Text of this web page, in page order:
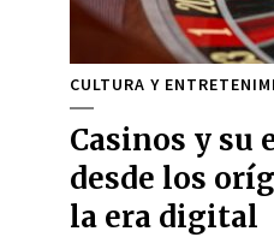
CULTURA Y
Casinos y su
desde los
la era digital